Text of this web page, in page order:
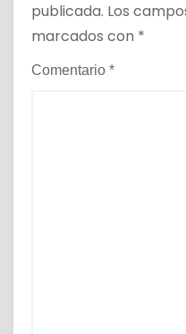
publicada. Los
marcados con *
Comentario *